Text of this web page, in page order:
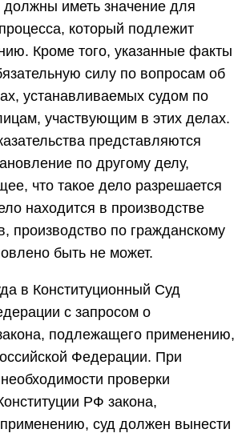
должны иметь значение для
который подлежит
Кроме того, указанные факты
силу по вопросам об
устанавливаемых судом по
участвующим в этих делах.
представляются
по другому делу,
что такое дело разрешается
находится в производстве
производство по гражданскому
быть не может.
в Конституционный Суд
с запросом о
подлежащего применению,
Федерации. При
проверки
РФ закона,
суд должен вынести